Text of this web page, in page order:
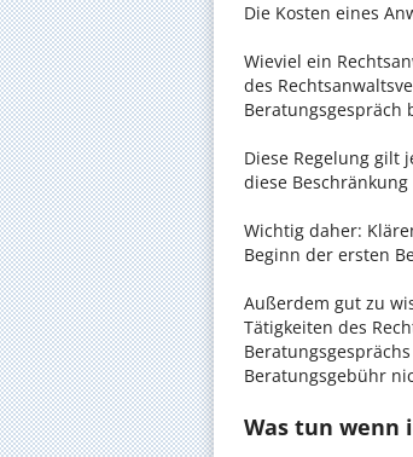
Die Kosten eines
Wieviel ein
des
Beratungsgespräch
Diese Regelung gilt
diese
Wichtig daher:
Beginn der ersten
Außerdem gut zu
Tätigkeiten des
Beratungsgebühr
Was tun wenn